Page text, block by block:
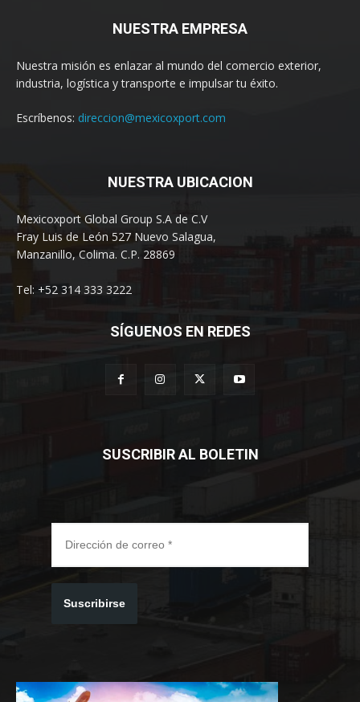
NUESTRA EMPRESA
Nuestra misión es enlazar al mundo del comercio exterior,
industria, logística y transporte e impulsar tu éxito.
Escríbenos: direccion@mexicoxport.com
NUESTRA UBICACION
Mexicoxport Global Group S.A de C.V
Fray Luis de León 527 Nuevo Salagua,
Manzanillo, Colima. C.P. 28869
Tel: +52 314 333 3222
SÍGUENOS EN REDES
SUSCRIBIR AL BOLETIN
Suscribirse